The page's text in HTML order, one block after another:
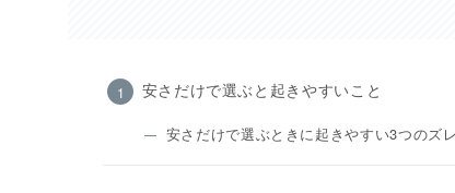
安さだけで選ぶと起きやすいこと
安さだけで選ぶときに起きやすい3つのズレ